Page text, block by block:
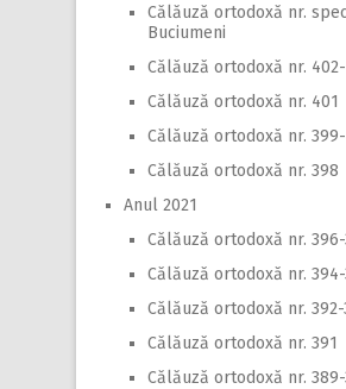
Călăuză ortodoxă nr.
Buciumeni
Călăuză ortodoxă nr.
Călăuză ortodoxă nr. 401
Călăuză ortodoxă nr.
Călăuză ortodoxă nr. 398
Anul 2021
Călăuză ortodoxă nr. 396-
Călăuză ortodoxă nr. 394-
Călăuză ortodoxă nr. 392-
Călăuză ortodoxă nr. 391
Călăuză ortodoxă nr.